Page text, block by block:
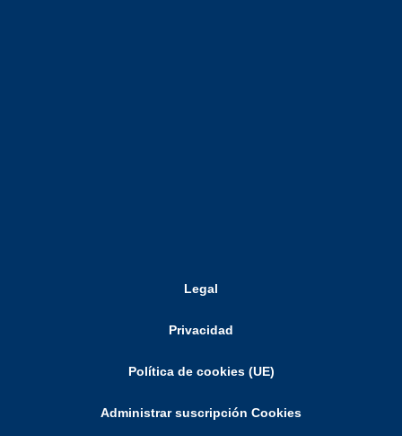
Legal
Privacidad
Política de cookies (UE)
Administrar suscripción Cookies